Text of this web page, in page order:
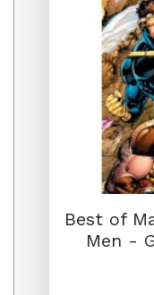
Best of
Men -